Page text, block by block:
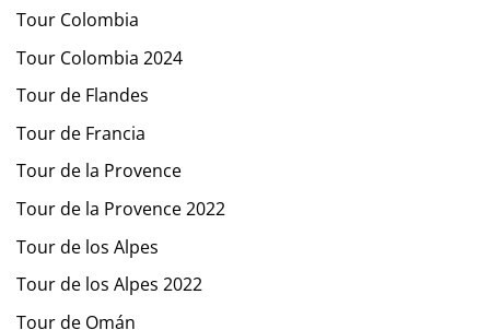
Tour Colombia
Tour Colombia 2024
Tour de Flandes
Tour de Francia
Tour de la Provence
Tour de la Provence 2022
Tour de los Alpes
Tour de los Alpes 2022
Tour de Omán